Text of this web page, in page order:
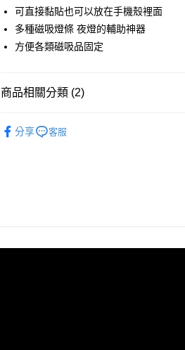
Apple Pay
街口支付
ATM付款
運送方式
可直接黏貼也可以放在手機殼裡面
多種磁吸燈條 夜燈的輔助神器
方便各類磁吸品固定
商品相關分類 (2)
分享 客服